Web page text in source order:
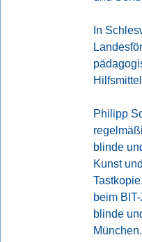
In
Philipp
blinde
Kunst
beim
blinde
München.